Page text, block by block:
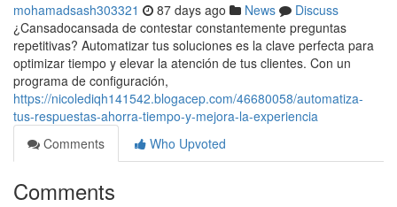
mohamadsash303321 87 days ago News
Discuss
¿Cansadocansada de contestar constantemente preguntas
repetitivas? Automatizar tus soluciones es la clave perfecta para
optimizar tiempo y elevar la atención de tus clientes. Con un
programa de configuración,
https://nicolediqh141542.blogacep.com/46680058/automatiza-
tus-respuestas-ahorra-tiempo-y-mejora-la-experiencia
Comments
Who Upvoted
Comments